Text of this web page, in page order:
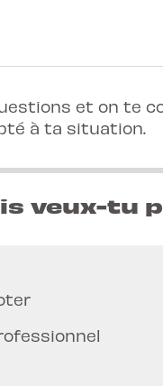
et on te
à ta situation.
veux-tu